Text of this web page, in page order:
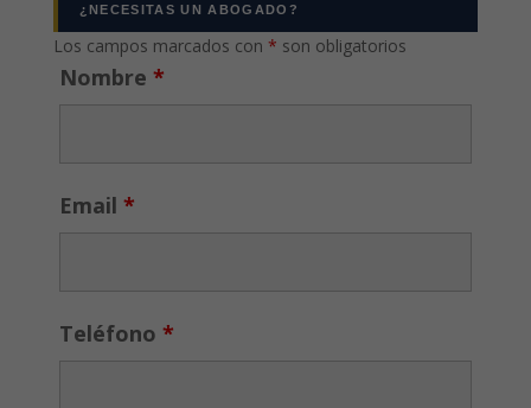
¿NECESITAS UN ABOGADO?
Los campos marcados con * son obligatorios
Nombre *
Email *
Teléfono *